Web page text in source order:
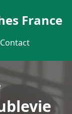
France
Contact